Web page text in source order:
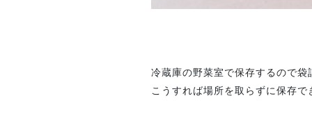
冷蔵庫の野菜室で保存するので袋
こうすれば場所を取らずに保存で